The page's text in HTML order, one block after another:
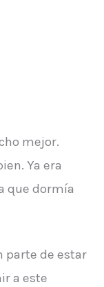
mejor.
Ya era
que dormía
parte de estar
a este